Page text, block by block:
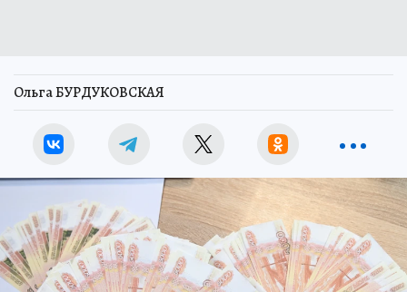
Ольга БУРДУКОВСКАЯ